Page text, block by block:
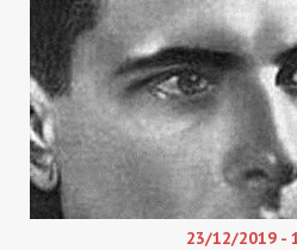
23/12/2019 -